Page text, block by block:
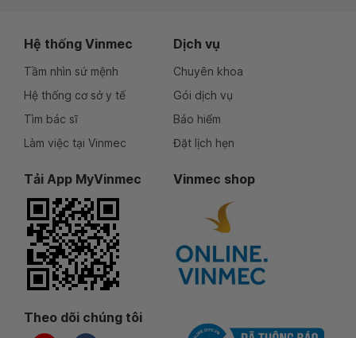
Hệ thống Vinmec
Tầm nhìn sứ mệnh
Hệ thống cơ sở y tế
Tìm bác sĩ
Làm việc tại Vinmec
Dịch vụ
Chuyên khoa
Gói dịch vụ
Bảo hiểm
Đặt lịch hẹn
Tải App MyVinmec Vinmec shop
Theo dõi chúng tôi